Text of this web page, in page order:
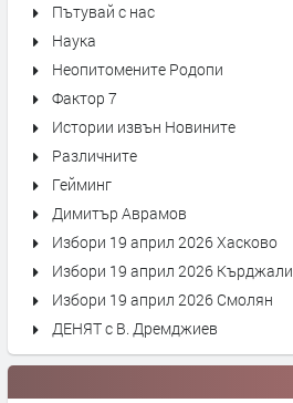
Пътувай с нас
Наука
Неопитомените Родопи
Фактор 7
Истории извън Новините
Различните
Гейминг
Димитър Аврамов
Избори 19 април 2026 Хасково
Избори 19 април 2026 Кърджали
Избори 19 април 2026 Смолян
ДЕНЯТ с В. Дремджиев